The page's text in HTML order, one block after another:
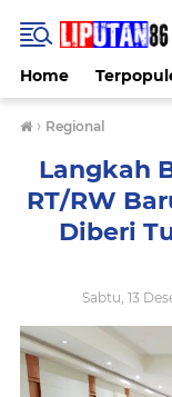
Home
› Regional
Langkah
RT/RW
Diberi
Sabtu, 13